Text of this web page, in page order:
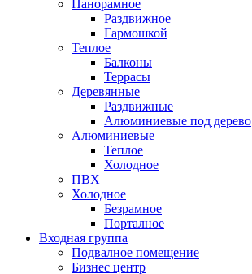
Панорамное
Раздвижное
Гармошкой
Теплое
Балконы
Террасы
Деревянные
Раздвижные
Алюминиевые под дерево
Алюминиевые
Теплое
Холодное
ПВХ
Холодное
Безрамное
Порталное
Входная группа
Подвалное помещение
Бизнес центр